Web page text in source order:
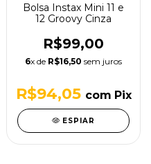
Bolsa Instax Mini 11 e
12 Groovy Cinza
R$99,00
6x de R$16,50 sem juros
R$94,05 com Pix
ESPIAR